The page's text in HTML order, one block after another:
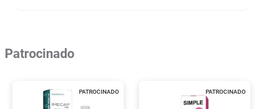
Patrocinado
PATROCINADO PATROCINADO